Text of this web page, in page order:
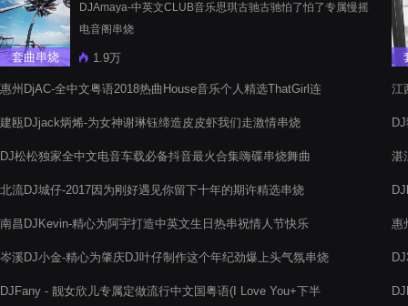
套曲串烧
DJAmaya-中英文CLUB音乐思琪古驰古驰怕了怕了专属慢摇
电音阁串烧
1.9万
惠州DjAC-全中文粤语2018热曲House音乐个人精选ThatGirl连
建瓯DJjack炳烯-为女神谢琳钰缔造皮皮虾我们走激情串烧
DJ松松独家全中文电音车载必备抖音最火合集嗨碟串烧舞曲
北流DJ城仔-2017因为刚好遇见你留下十年的期许精选串烧
南昌DJKevin-精心为阿宇打造中英文生日热串祝情人节快乐
岑溪DJ小金-精心为肇庆DJ叶仔制作这个年纪劲爆上头气氛串烧
DJFany - 靓女欣儿专属定做流行中文国粤语(I Love You+下半
江
湛
惠